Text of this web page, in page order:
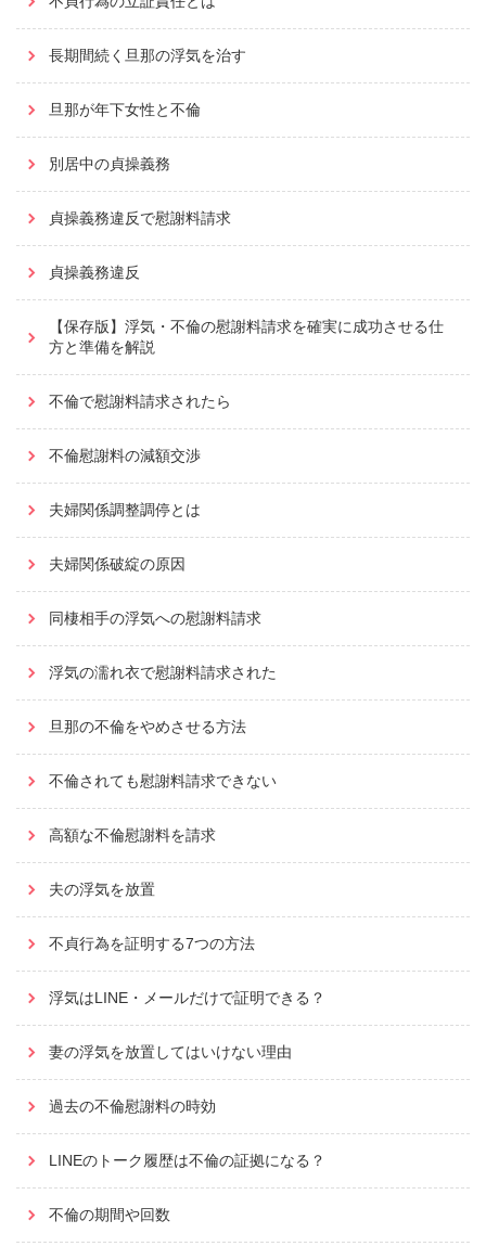
長期間続く旦那の浮気を治す
旦那が年下女性と不倫
別居中の貞操義務
貞操義務違反で慰謝料請求
貞操義務違反
【保存版】浮気・不倫の慰謝料請求を確実に成功させる仕
方と準備を解説
不倫で慰謝料請求されたら
不倫慰謝料の減額交渉
夫婦関係調整調停とは
夫婦関係破綻の原因
同棲相手の浮気への慰謝料請求
浮気の濡れ衣で慰謝料請求された
旦那の不倫をやめさせる方法
不倫されても慰謝料請求できない
高額な不倫慰謝料を請求
夫の浮気を放置
不貞行為を証明する7つの方法
浮気はLINE・メールだけで証明できる？
妻の浮気を放置してはいけない理由
過去の不倫慰謝料の時効
LINEのトーク履歴は不倫の証拠になる？
不倫の期間や回数